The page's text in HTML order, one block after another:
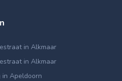
in Alkmaar
in Alkmaar
Apeldoorn